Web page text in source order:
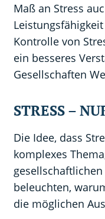
Maß an Stress
Kontrolle von
ein besseres
Gesellschaften
STRESS –
Die Idee, dass
komplexes
beleuchten,
die möglichen